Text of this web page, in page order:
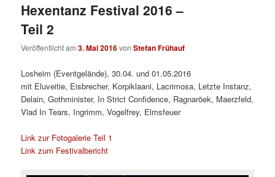
Hexentanz Festival 2016 –
Teil 2
Veröffentlicht am3. Mai 2016vonStefan Frühauf
Losheim (Eventgelände), 30.04. und 01.05.2016
mit Eluveitie, Eisbrecher, Korpiklaani, Lacrimosa, Letzte Instanz,
Delain, Gothminister, In Strict Confidence, Ragnaröek, Maerzfeld,
Vlad In Tears, Ingrimm, Vogelfrey, Elmsfeuer
Link zur Fotogalerie Teil 1
Link zum Festivalbericht